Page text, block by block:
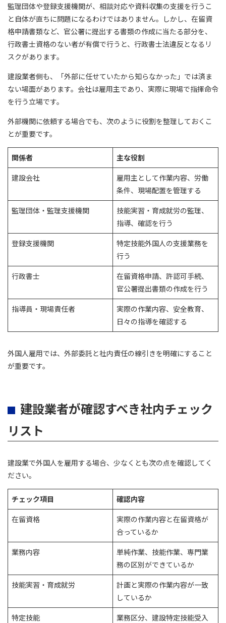
監理団体や登録支援機関が、相談対応や資料収集の支援を行うこ
と自体が直ちに問題になるわけではありません。しかし、在留資
格申請書類など、官公署に提出する書類の作成に当たる部分を、
行政書士資格のない者が有償で行うと、行政書士法違反となるリ
スクがあります。
建設業者側も、「外部に任せていたから知らなかった」では済ま
ない場面があります。会社は雇用主であり、実際に現場で指揮命令
を行う立場です。
外部機関に依頼する場合でも、次のように役割を整理しておくこ
とが重要です。
関係者
主な役割
建設会社
雇用主として作業内容、労働
条件、現場配置を管理する
監理団体・監理支援機関
技能実習・育成就労の監理、
指導、確認を行う
登録支援機関
特定技能外国人の支援業務を
行う
行政書士
在留資格申請、許認可手続、
官公署提出書類の作成を行う
指導員・現場責任者
実際の作業内容、安全教育、
日々の指導を確認する
外国人雇用では、外部委託と社内責任の線引きを明確にすること
が重要です。
建設業者が確認すべき社内チェック
リスト
建設業で外国人を雇用する場合、少なくとも次の点を確認してく
ださい。
チェック項目
確認内容
在留資格
実際の作業内容と在留資格が
合っているか
業務内容
単純作業、技能作業、専門業
務の区別ができているか
技能実習・育成就労
計画と実際の作業内容が一致
しているか
特定技能
業務区分、建設特定技能受入